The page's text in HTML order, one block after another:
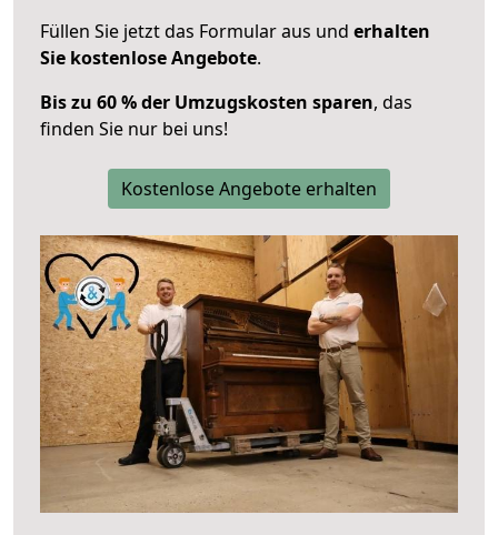
Füllen Sie jetzt das Formular aus und erhalten
Sie kostenlose Angebote.
Bis zu 60 % der Umzugskosten sparen, das
finden Sie nur bei uns!
Kostenlose Angebote erhalten